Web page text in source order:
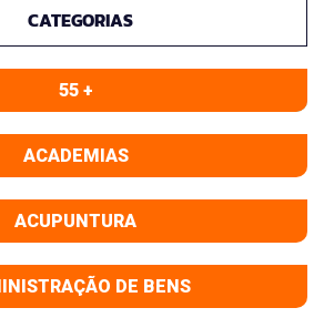
CATEGORIAS
55 +
ACADEMIAS
ACUPUNTURA
DE BENS